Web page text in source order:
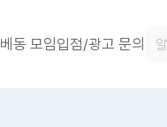
베동 모임입점/광고 문의